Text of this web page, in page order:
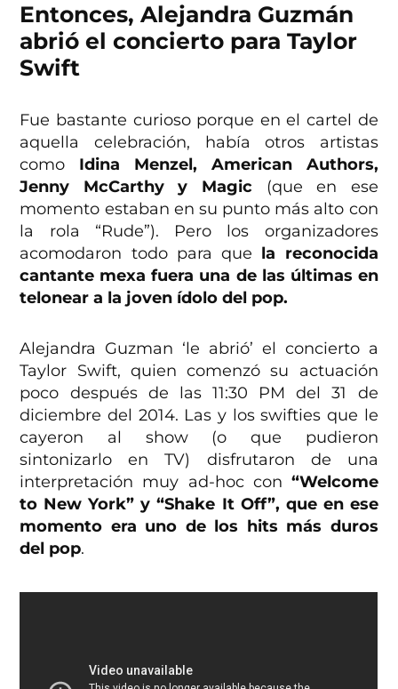
Entonces, Alejandra Guzmán
abrió el concierto para Taylor
Swift
Fue bastante curioso porque en el cartel de
aquella celebración, había otros artistas
como Idina Menzel, American Authors,
Jenny McCarthy y Magic (que en ese
momento estaban en su punto más alto con
la rola “Rude”). Pero los organizadores
acomodaron todo para que la reconocida
cantante mexa fuera una de las últimas en
telonear a la joven ídolo del pop.
Alejandra Guzman ‘le abrió’ el concierto a
Taylor Swift, quien comenzó su actuación
poco después de las 11:30 PM del 31 de
diciembre del 2014. Las y los swifties que le
cayeron al show (o que pudieron
sintonizarlo en TV) disfrutaron de una
interpretación muy ad-hoc con “Welcome
to New York” y “Shake It Off”, que en ese
momento era uno de los hits más duros
del pop.